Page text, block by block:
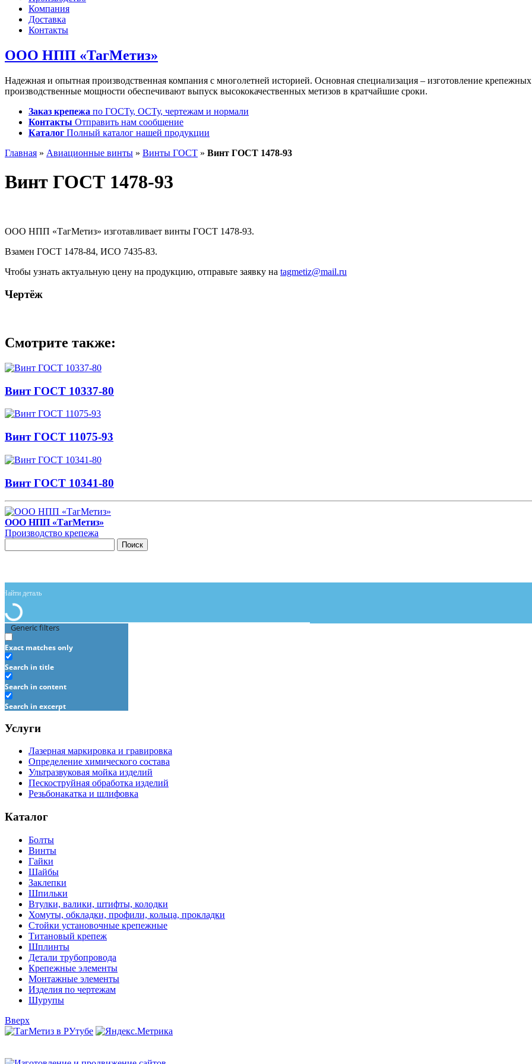
Компания
Доставка
Контакты
ООО НПП «ТагМетиз»
Надежная и опытная производственная компания с многолетней историей. Основная специализация – изготовление
производственные мощности обеспечивают выпуск высококачественных метизов в кратчайшие сроки.
Заказ крепежа по ГОСТу, ОСТу, чертежам и нормали
Контакты Отправить нам сообщение
Каталог Полный каталог нашей продукции
Главная » Авиационные винты » Винты ГОСТ » Винт ГОСТ 1478-93
Винт ГОСТ 1478-93
ООО НПП «ТагМетиз» изготавливает винты ГОСТ 1478-93.
Взамен ГОСТ 1478-84, ИСО 7435-83.
Чтобы узнать актуальную цену на продукцию, отправьте заявку на tagmetiz@mail.ru
Чертёж
Смотрите также:
Винт ГОСТ 10337-80
Винт ГОСТ 11075-93
Винт ГОСТ 10341-80
ООО НПП «ТагМетиз»
Производство крепежа
Поиск
Generic filters
Exact matches only
Search in title
Search in content
Search in excerpt
Услуги
Лазерная маркировка и гравировка
Определение химического состава
Ультразвуковая мойка изделий
Пескоструйная обработка изделий
Резьбонакатка и шлифовка
Каталог
Болты
Винты
Гайки
Шайбы
Заклепки
Шпильки
Втулки, валики, штифты, колодки
Хомуты, обкладки, профили, кольца, прокладки
Стойки установочные крепежные
Титановый крепеж
Шплинты
Детали трубопровода
Крепежные элементы
Монтажные элементы
Изделия по чертежам
Шурупы
Вверх